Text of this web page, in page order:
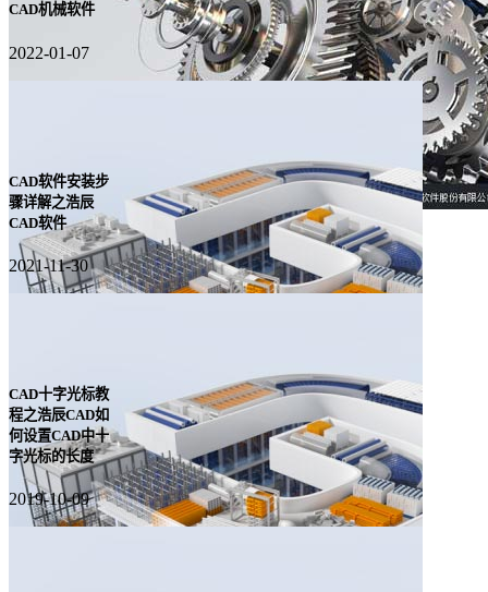
CAD机械软件
2022-01-07
CAD软件安装步
骤详解之浩辰
CAD软件
2021-11-30
CAD十字光标教
程之浩辰CAD如
何设置CAD中十
字光标的长度
2019-10-09